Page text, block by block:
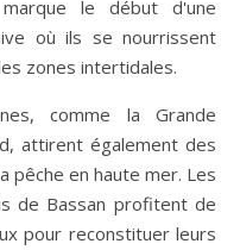
le début d'une
où ils se nourrissent
zones intertidales.
comme la Grande
attirent également des
pêche en haute mer. Les
de Bassan profitent de
pour reconstituer leurs